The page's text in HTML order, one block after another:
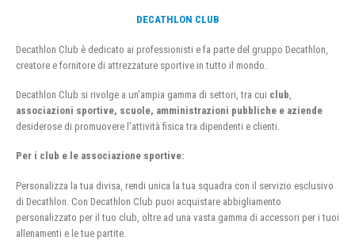
DECATHLON CLUB
Decathlon Club è dedicato ai professionisti e fa parte del gruppo Decathlon,
creatore e fornitore di attrezzature sportive in tutto il mondo.
Decathlon Club si rivolge a un’ampia gamma di settori, tra cui club
associazioni sportive, scuole, amministrazioni pubbliche e aziende
desiderose di promuovere l’attività fisica tra dipendenti e clienti.
Per i club e le associazione sportive:
Personalizza la tua divisa, rendi unica la tua squadra con il servizio esclusivo
di Decathlon. Con Decathlon Club puoi acquistare abbigliamento
personalizzato per il tuo club, oltre ad una vasta gamma di accessori per i tuoi
allenamenti e le tue partite.